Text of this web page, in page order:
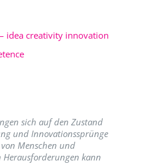
idea creativity innovation
sich auf den Zustand
und Innovationssprünge
Menschen und
Herausforderungen kann